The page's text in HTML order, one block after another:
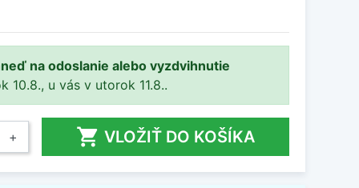
na odoslanie alebo vyzdvihnutie
10.8., u vás v utorok 11.8..
+  VLOŽIŤ DO KOŠÍKA